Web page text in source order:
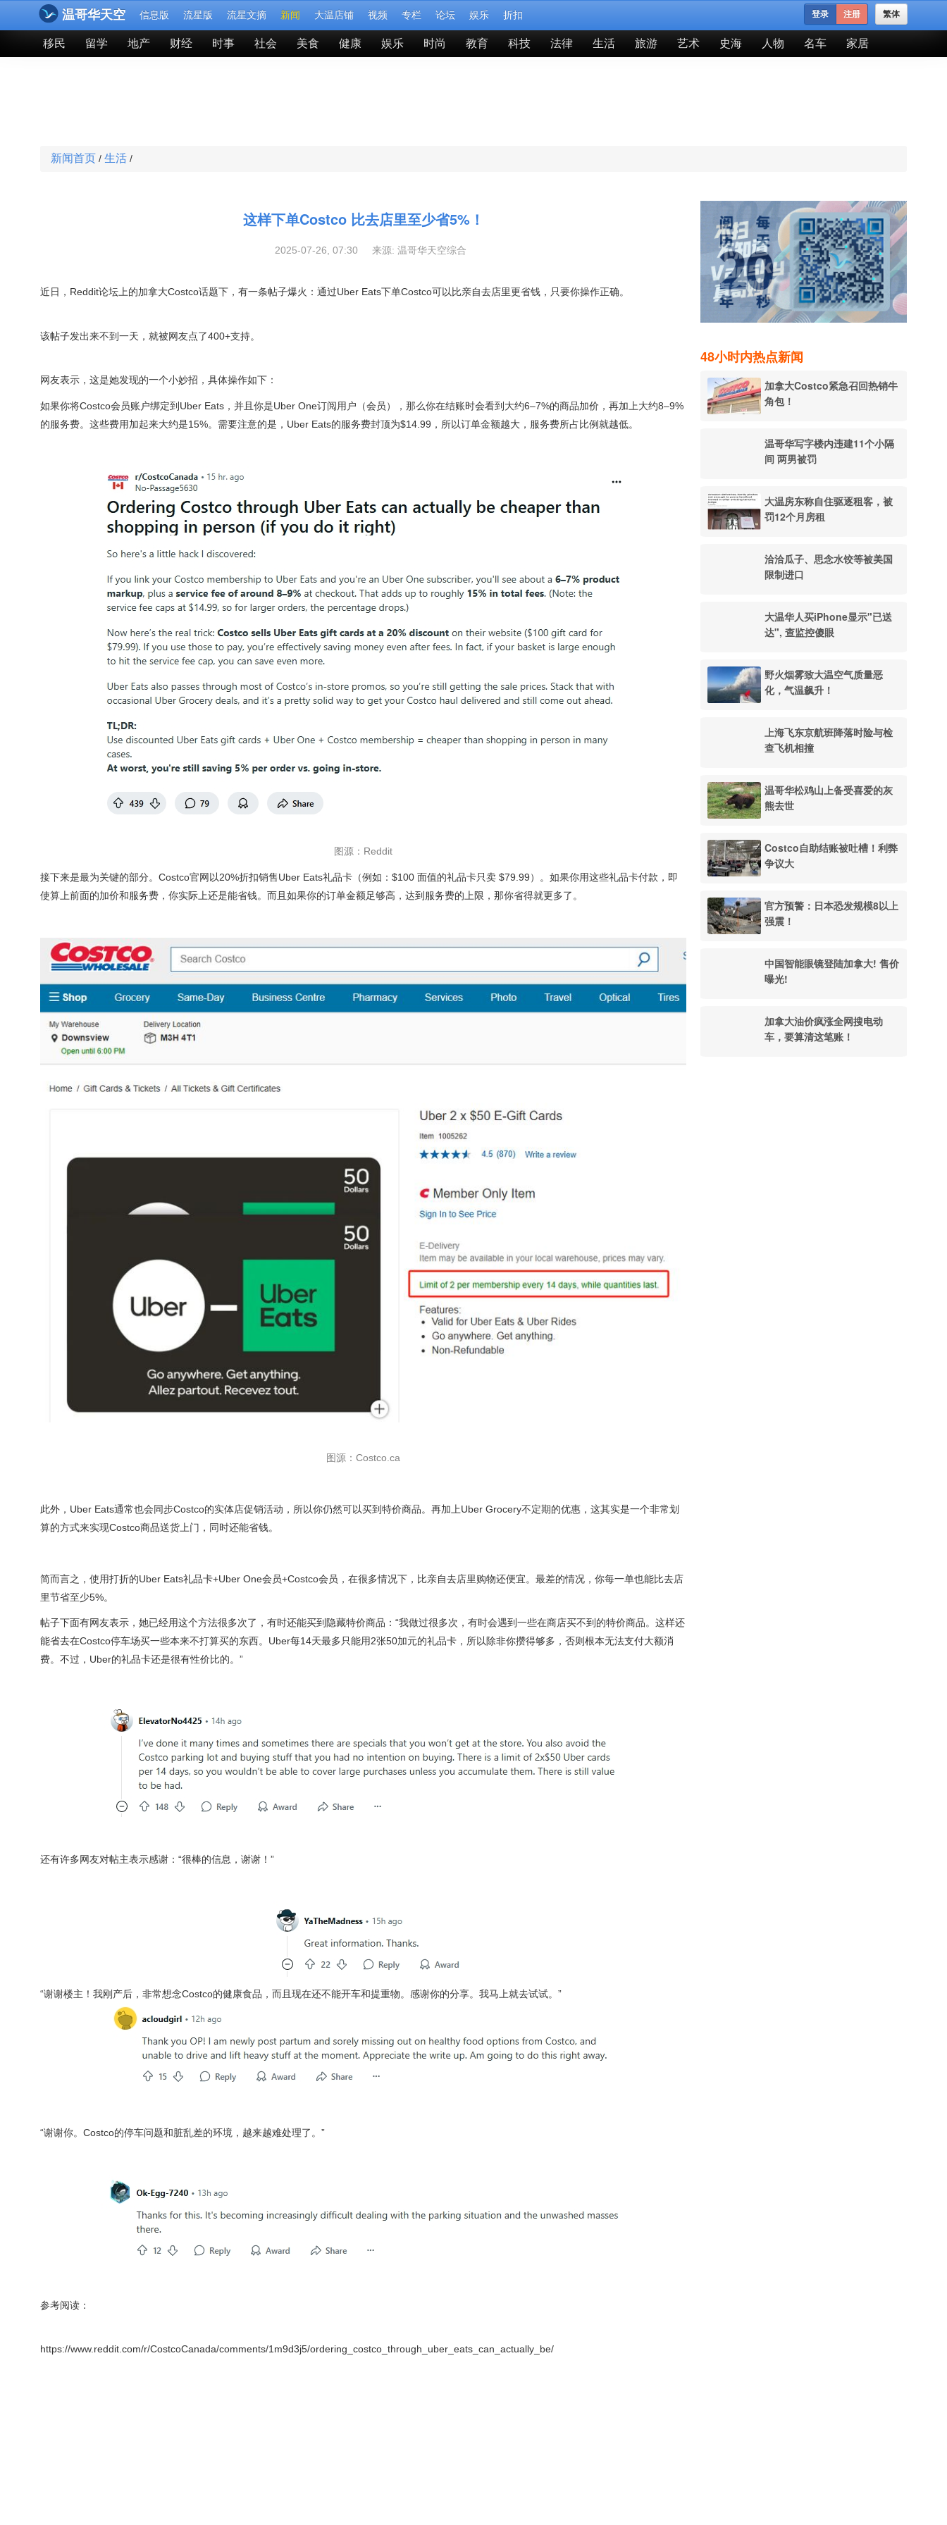
温哥华天空 信息版 流星版 流星文摘 新闻 大温店铺 视频 专栏 论坛 娱乐 折扣 繁体
登录 注册
移民 留学 地产 财经 时事 社会 美食 健康 娱乐 时尚 教育 科技 法律 生活 旅游 艺术 史海 人物 名车 家居
新闻首页 / 生活 /
这样下单Costco 比去店里至少省5%！
2025-07-26, 07:30 来源: 温哥华天空综合
近日，Reddit论坛上的加拿大Costco话题下，有一条帖子爆火：通过Uber Eats下单Costco可以比亲自去店里更省钱，只要你操作正确。
该帖子发出来不到一天，就被网友点了400+支持。
网友表示，这是她发现的一个小妙招，具体操作如下：
如果你将Costco会员账户绑定到Uber Eats，并且你是Uber One订阅用户（会员），那么你在结账时会看到大约6–7%的商品加价，再加上大约8–9%
的服务费。这些费用加起来大约是15%。需要注意的是，Uber Eats的服务费封顶为$14.99，所以订单金额越大，服务费所占比例就越低。
图源：Reddit
接下来是最为关键的部分。Costco官网以20%折扣销售Uber Eats礼品卡（例如：$100 面值的礼品卡只卖 $79.99）。如果你用这些礼品卡付款，即
使算上前面的加价和服务费，你实际上还是能省钱。而且如果你的订单金额足够高，达到服务费的上限，那你省得就更多了。
图源：Costco.ca
此外，Uber Eats通常也会同步Costco的实体店促销活动，所以你仍然可以买到特价商品。再加上Uber Grocery不定期的优惠，这其实是一个非常划
算的方式来实现Costco商品送货上门，同时还能省钱。
简而言之，使用打折的Uber Eats礼品卡+Uber One会员+Costco会员，在很多情况下，比亲自去店里购物还便宜。最差的情况，你每一单也能比去店
里节省至少5%。
帖子下面有网友表示，她已经用这个方法很多次了，有时还能买到隐藏特价商品：“我做过很多次，有时会遇到一些在商店买不到的特价商品。这样还
能省去在Costco停车场买一些本来不打算买的东西。Uber每14天最多只能用2张50加元的礼品卡，所以除非你攒得够多，否则根本无法支付大额消
费。不过，Uber的礼品卡还是很有性价比的。”
还有许多网友对帖主表示感谢：“很棒的信息，谢谢！”
“谢谢楼主！我刚产后，非常想念Costco的健康食品，而且现在还不能开车和提重物。感谢你的分享。我马上就去试试。”
“谢谢你。Costco的停车问题和脏乱差的环境，越来越难处理了。”
参考阅读：
https://www.reddit.com/r/CostcoCanada/comments/1m9d3j5/ordering_costco_through_uber_eats_can_actually_be/
48小时内热点新闻
加拿大Costco紧急召回热销牛
角包！
温哥华写字楼内违建11个小隔
间 两男被罚
大温房东称自住驱逐租客，被
罚12个月房租
洽洽瓜子、思念水饺等被美国
限制进口
大温华人买iPhone显示"已送
达", 查监控傻眼
野火烟雾致大温空气质量恶
化，气温飙升！
上海飞东京航班降落时险与检
查飞机相撞
温哥华松鸡山上备受喜爱的灰
熊去世
Costco自助结账被吐槽！利弊
争议大
官方预警：日本恐发规模8以上
强震！
中国智能眼镜登陆加拿大! 售价
曝光!
加拿大油价疯涨全网搜电动
车，要算清这笔账！